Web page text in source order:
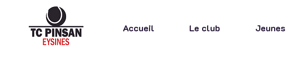
Accueil Le club Jeunes